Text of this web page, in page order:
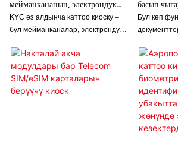
мейманкананын, электрондук
өкмөттүн жана оорукананын
кызмат көрсөтүүсүнүн
KYC өз алдынча каттоо киоску –
бул мейманканалар, электрондук
ар кандай тармактарда каттоо
процессин жөнөкөйлөтүү үчүн
иштелип чыккан революциялык
технология. Кардарларга
басып
көп
ыңгайлуу
Бул көп
менен
дүкөндөр
үчүн
иштетүү